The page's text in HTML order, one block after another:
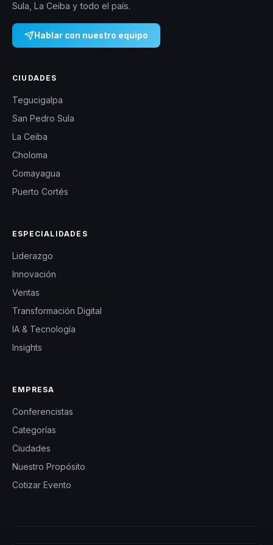
Sula, La Ceiba y todo el país.
Hablar con nuestro equipo
CIUDADES
Tegucigalpa
San Pedro Sula
La Ceiba
Choloma
Comayagua
Puerto Cortés
ESPECIALIDADES
Liderazgo
Innovación
Ventas
Transformación Digital
IA & Tecnología
Insights
EMPRESA
Conferencistas
Categorías
Ciudades
Nuestro Propósito
Cotizar Evento